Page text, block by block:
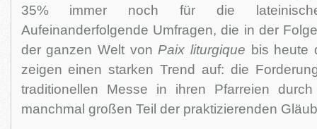
35% immer noch für die
Aufeinanderfolgende Umfragen, die in der
der ganzen Welt von Paix liturgique bis heute
zeigen einen starken Trend auf: die
traditionellen Messe in ihren Pfarreien
manchmal großen Teil der praktizierenden